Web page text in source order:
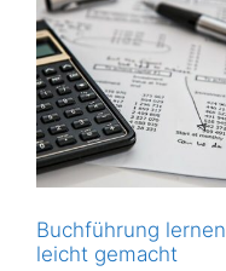
Buchführung lernen
leicht gemacht